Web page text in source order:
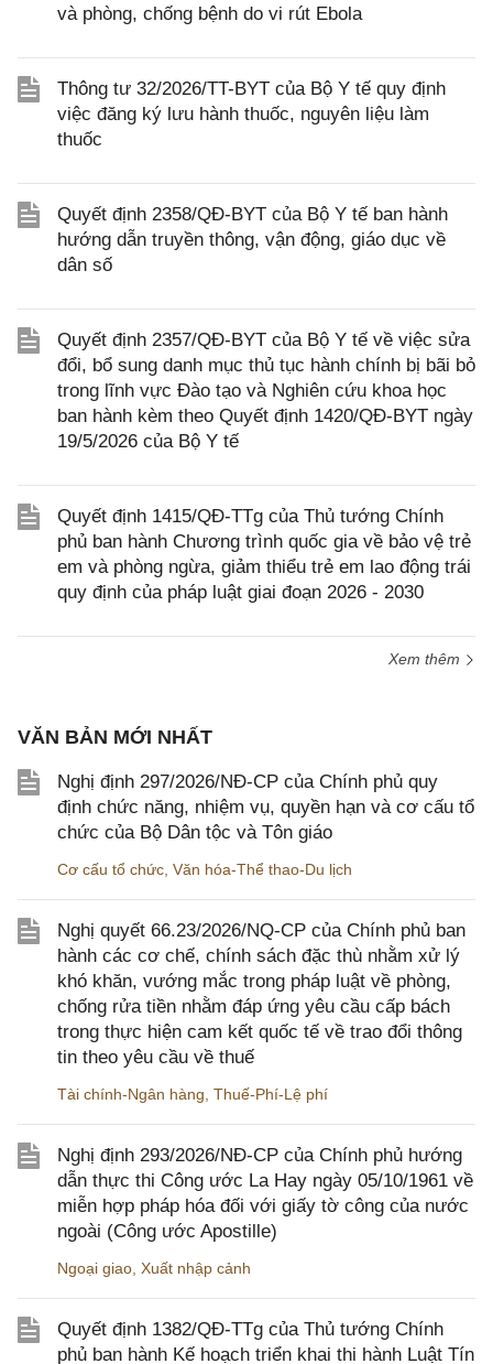
và phòng, chống bệnh do vi rút Ebola
Thông tư 32/2026/TT-BYT của Bộ Y tế quy định
việc đăng ký lưu hành thuốc, nguyên liệu làm
thuốc
Quyết định 2358/QĐ-BYT của Bộ Y tế ban hành
hướng dẫn truyền thông, vận động, giáo dục về
dân số
Quyết định 2357/QĐ-BYT của Bộ Y tế về việc sửa
đổi, bổ sung danh mục thủ tục hành chính bị bãi bỏ
trong lĩnh vực Đào tạo và Nghiên cứu khoa học
ban hành kèm theo Quyết định 1420/QĐ-BYT ngày
19/5/2026 của Bộ Y tế
Quyết định 1415/QĐ-TTg của Thủ tướng Chính
phủ ban hành Chương trình quốc gia về bảo vệ trẻ
em và phòng ngừa, giảm thiểu trẻ em lao động trái
quy định của pháp luật giai đoạn 2026 - 2030
Xem thêm
VĂN BẢN MỚI NHẤT
Nghị định 297/2026/NĐ-CP của Chính phủ quy
định chức năng, nhiệm vụ, quyền hạn và cơ cấu tổ
chức của Bộ Dân tộc và Tôn giáo
Cơ cấu tổ chức Văn hóa-Thể thao-Du lịch
Nghị quyết 66.23/2026/NQ-CP của Chính phủ ban
hành các cơ chế, chính sách đặc thù nhằm xử lý
khó khăn, vướng mắc trong pháp luật về phòng,
chống rửa tiền nhằm đáp ứng yêu cầu cấp bách
trong thực hiện cam kết quốc tế về trao đổi thông
tin theo yêu cầu về thuế
Tài chính-Ngân hàng Thuế-Phí-Lệ phí
Nghị định 293/2026/NĐ-CP của Chính phủ hướng
dẫn thực thi Công ước La Hay ngày 05/10/1961 về
miễn hợp pháp hóa đối với giấy tờ công của nước
ngoài (Công ước Apostille)
Ngoại giao Xuất nhập cảnh
Quyết định 1382/QĐ-TTg của Thủ tướng Chính
phủ ban hành Kế hoạch triển khai thi hành Luật Tín